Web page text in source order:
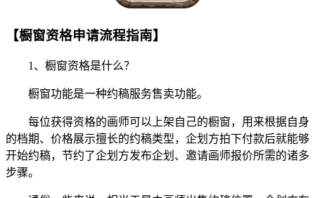
【橱窗资格申请流程指南】
1、橱窗资格是什么？
橱窗功能是一种约稿服务售卖功能。
每位获得资格的画师可以上架自己的橱窗，用来根据自身
的档期、价格展示擅长的约稿类型，企划方拍下付款后就能够
开始约稿，节约了企划方发布企划、邀请画师报价所需的诸多
步骤。